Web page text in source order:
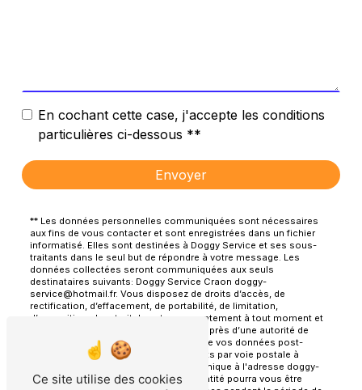
En cochant cette case, j'accepte les conditions
particulières ci-dessous **
Envoyer
** Les données personnelles communiquées sont nécessaires
aux fins de vous contacter et sont enregistrées dans un fichier
informatisé. Elles sont destinées à Doggy Service et ses sous-
traitants dans le seul but de répondre à votre message. Les
données collectées seront communiquées aux seuls
destinataires suivants: Doggy Service Craon doggy-
service@hotmail.fr. Vous disposez de droits d’accès, de
rectification, d’effacement, de portabilité, de limitation,
d’opposition, de retrait de votre consentement à tout moment et
du droit d’introduire une réclamation auprès d’une autorité de
contrôle, ainsi que d’organiser le sort de vos données post-
mortem. Vous pouvez exercer ces droits par voie postale à
l'adresse Craon ou par courrier électronique à l'adresse doggy-
service@hotmail.fr. Un justificatif d'identité pourra vous être
Ce site utilise des cookies